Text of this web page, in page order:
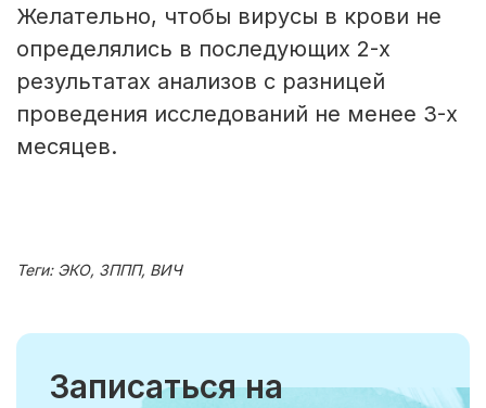
Желательно, чтобы вирусы в крови не
определялись в последующих 2-х
результатах анализов с разницей
проведения исследований не менее 3-х
месяцев.
Теги: ЭКО, ЗППП, ВИЧ
Записаться на